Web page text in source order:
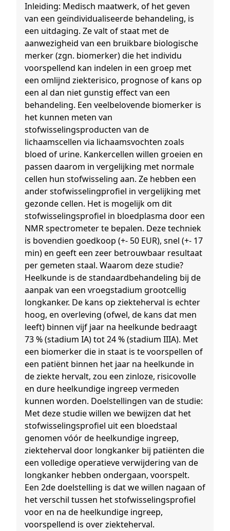
Inleiding: Medisch maatwerk, of het geven
van een geïndividualiseerde behandeling, is
een uitdaging. Ze valt of staat met de
aanwezigheid van een bruikbare biologische
merker (zgn. biomerker) die het individu
voorspellend kan indelen in een groep met
een omlijnd ziekterisico, prognose of kans op
een al dan niet gunstig effect van een
behandeling. Een veelbelovende biomerker is
het kunnen meten van
stofwisselingsproducten van de
lichaamscellen via lichaamsvochten zoals
bloed of urine. Kankercellen willen groeien en
passen daarom in vergelijking met normale
cellen hun stofwisseling aan. Ze hebben een
ander stofwisselingprofiel in vergelijking met
gezonde cellen. Het is mogelijk om dit
stofwisselingsprofiel in bloedplasma door een
NMR spectrometer te bepalen. Deze techniek
is bovendien goedkoop (+- 50 EUR), snel (+- 17
min) en geeft een zeer betrouwbaar resultaat
per gemeten staal. Waarom deze studie?
Heelkunde is de standaardbehandeling bij de
aanpak van een vroegstadium grootcellig
longkanker. De kans op ziekteherval is echter
hoog, en overleving (ofwel, de kans dat men
leeft) binnen vijf jaar na heelkunde bedraagt
73 % (stadium IA) tot 24 % (stadium IIIA). Met
een biomerker die in staat is te voorspellen of
een patiënt binnen het jaar na heelkunde in
de ziekte hervalt, zou een zinloze, risicovolle
en dure heelkundige ingreep vermeden
kunnen worden. Doelstellingen van de studie:
Met deze studie willen we bewijzen dat het
stofwisselingsprofiel uit een bloedstaal
genomen vóór de heelkundige ingreep,
ziekteherval door longkanker bij patiënten die
een volledige operatieve verwijdering van de
longkanker hebben ondergaan, voorspelt.
Een 2de doelstelling is dat we willen nagaan of
het verschil tussen het stofwisselingsprofiel
voor en na de heelkundige ingreep,
voorspellend is over ziekteherval.